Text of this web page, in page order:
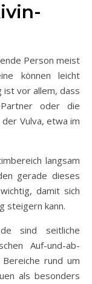
Person meist
können leicht
vor allem, dass
oder die
Vulva, etwa im
langsam
gerade dieses
damit sich
steigern kann.
sind seitliche
Auf-und-ab-
rund um
als besonders